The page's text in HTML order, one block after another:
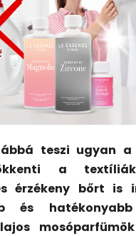
teszi ugyan
a
érzékeny bőrt is
és